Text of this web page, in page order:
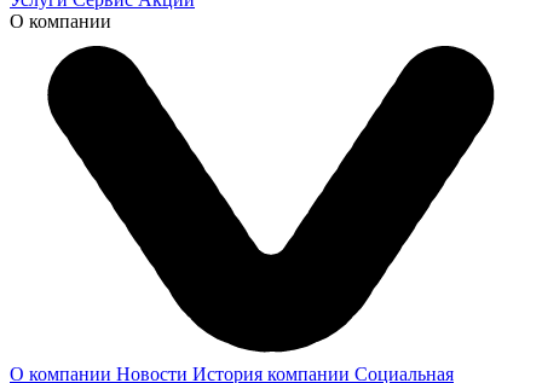
О компании
О компании Новости История компании Социальная